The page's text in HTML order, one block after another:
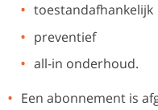
toestandafhankelijk
preventief
all-in onderhoud.
Een abonnement is